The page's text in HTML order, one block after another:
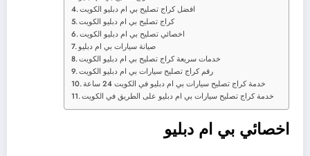
افضل كراج تصليح بي ام دبليو الكويت
كراج تصليح بي ام دبليو الكويت
اخصائي تصليح بي ام دبليو الكويت
صيانة سيارات بي ام دبليو
خدمات سريعة كراج تصليح بي ام دبليو الكويت
رقم كراج تصليح سيارات بي ام دبليو الكويت
خدمة كراج تصليح سيارات بي ام دبليو في الكويت 24 ساعة
خدمة كراج تصليح سيارات بي ام دبليو على الطريق في الكويت
اخصائي بي ام دبليو